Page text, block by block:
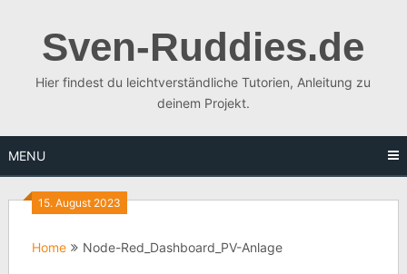
contentSven-Ruddies.de
Hier findest du leichtverständliche Tutorien, Anleitung zu
deinem Projekt.
MENU
15. August 2023
Home Node-Red_Dashboard_PV-Anlage